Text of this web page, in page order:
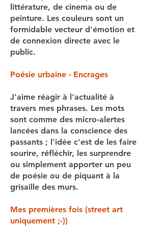
littérature, de cinema ou de
peinture. Les couleurs sont un
formidable vecteur d'émotion et
de connexion directe avec le
public.
Poésie urbaine - Encrages
J'aime réagir à l'actualité à
travers mes phrases. Les mots
sont comme des micro-alertes
lancées dans la conscience des
passants ; l'idée c'est de les faire
sourire, réfléchir, les surprendre
ou simplement apporter un peu
de poésie ou de piquant à la
grisaille des murs.
Mes premières fois (street art
uniquement ;-))